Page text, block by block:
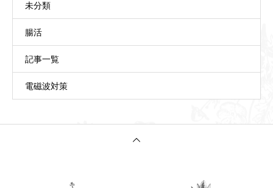
未分類
腸活
記事一覧
電磁波対策